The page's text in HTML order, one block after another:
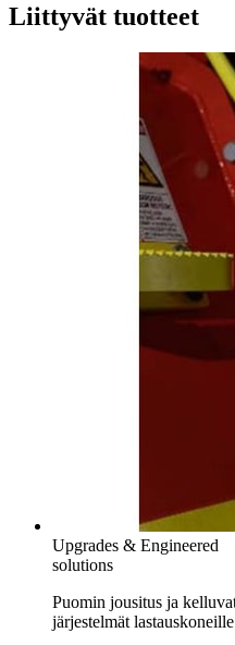
Liittyvät tuotteet
Upgrades & Engineered
solutions
Puomin jousitus ja
järjestelmät lastauskoneille